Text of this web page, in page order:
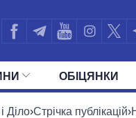
ОБIЦЯНКИ
УСІ ПОЛІТИКИ
Діло›Стрічка публікацій›